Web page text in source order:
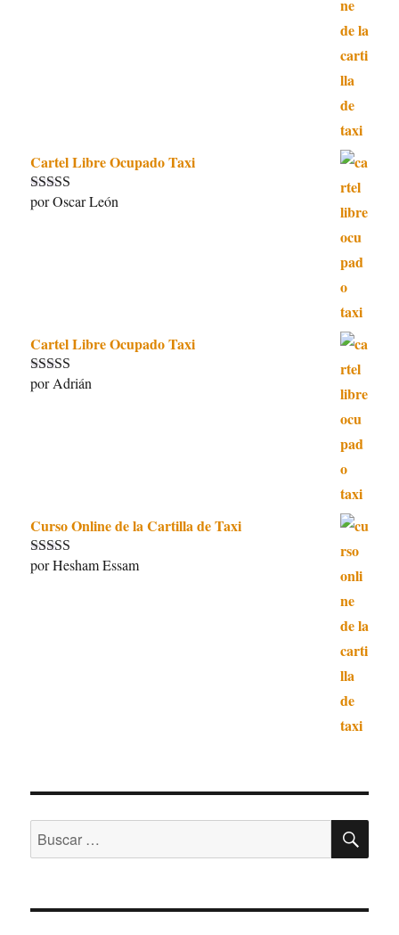
Cartel Libre Ocupado Taxi
Valorado con
por Oscar León
Cartel Libre Ocupado Taxi
Valorado con
por Adrián
Curso Online de la Cartilla de Taxi
Valorado con
por Hesham Essam
Buscar
por: